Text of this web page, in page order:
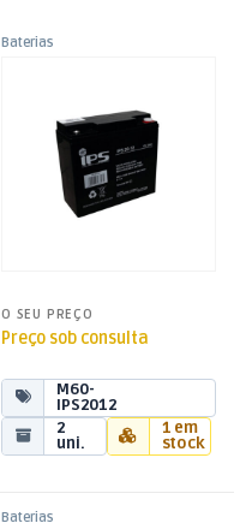
Baterias
O SEU PREÇO
Preço sob consulta
M60-
IPS2012
2
uni.
1 em
stock
Baterias